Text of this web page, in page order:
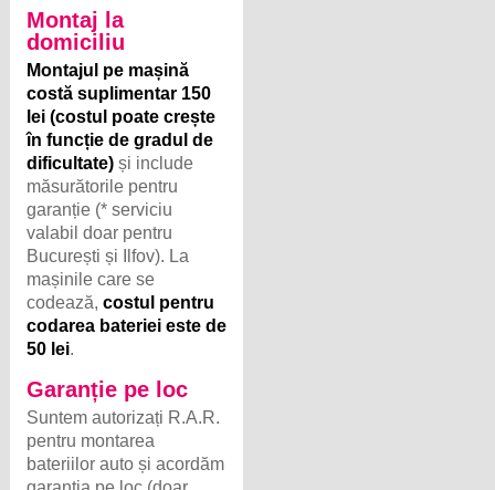
Montaj la
domiciliu
Montajul pe mașină
costă suplimentar 150
lei (costul poate crește
în funcție de gradul de
dificultate) și include
măsurătorile pentru
garanție (* serviciu
valabil doar pentru
București și Ilfov). La
mașinile care se
codează,costul pentru
codarea bateriei este de
50 lei.
Garanție pe loc
Suntem autorizați R.A.R.
pentru montarea
bateriilor auto și acordăm